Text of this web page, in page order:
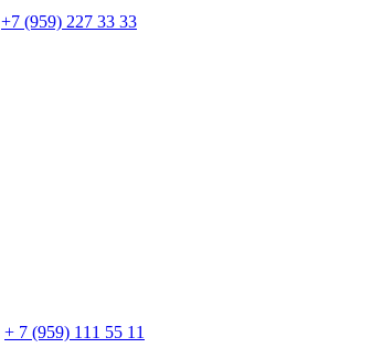
+7 (959) 227 33 33
+ 7 (959) 111 55 11